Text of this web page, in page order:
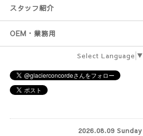
スタッフ紹介
OEM・業務用
Select Language ▼
2026.08.09 Sunday